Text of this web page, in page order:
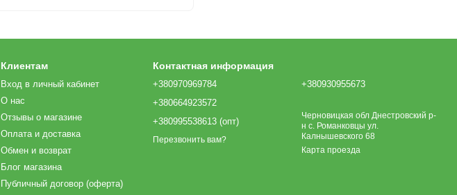
Клиентам
Вход в личный кабинет
О нас
Отзывы о магазине
Оплата и доставка
Обмен и возврат
Блог магазина
Публичный договор (оферта)
Контактная информация
+380970969784
+380664923572
+380995538613 (опт)
Перезвонить вам?
+380930955673
Черновицкая обл Днестровский р-
н с. Романковцы ул.
Калнышевского 68
Карта проезда